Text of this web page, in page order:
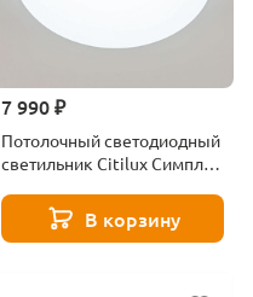
7 990 ₽
Потолочный светодиодный
светильник Citilux Симпла
В корзину